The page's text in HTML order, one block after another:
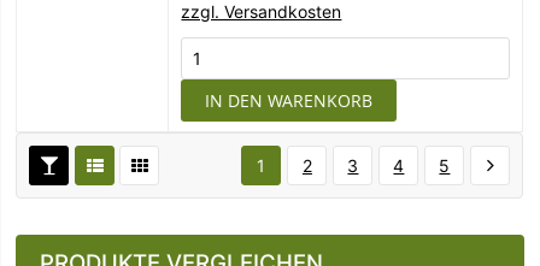
zzgl. Versandkosten
IN DEN WARENKORB
1 2 3 4 5